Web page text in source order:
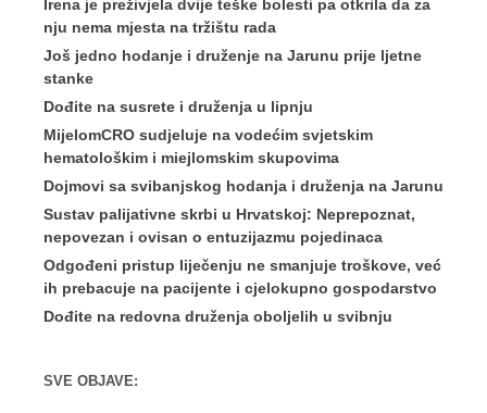
Irena je preživjela dvije teške bolesti pa otkrila da za
nju nema mjesta na tržištu rada
Još jedno hodanje i druženje na Jarunu prije ljetne
stanke
Dođite na susrete i druženja u lipnju
MijelomCRO sudjeluje na vodećim svjetskim
hematološkim i miejlomskim skupovima
Dojmovi sa svibanjskog hodanja i druženja na Jarunu
Sustav palijativne skrbi u Hrvatskoj: Neprepoznat,
nepovezan i ovisan o entuzijazmu pojedinaca
Odgođeni pristup liječenju ne smanjuje troškove, već
ih prebacuje na pacijente i cjelokupno gospodarstvo
Dođite na redovna druženja oboljelih u svibnju
SVE OBJAVE: